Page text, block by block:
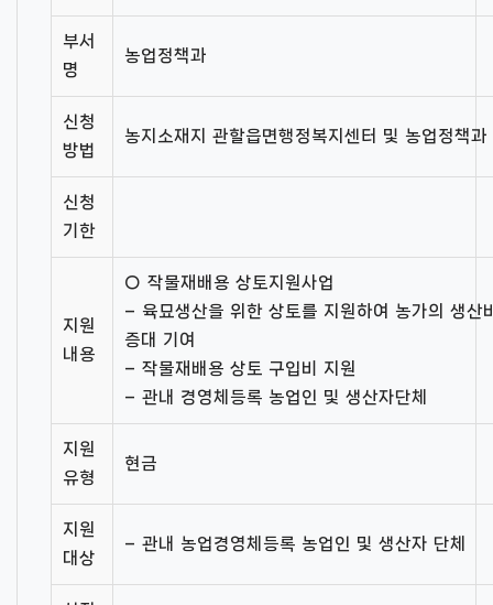
부서
명
농업정책과
신청
방법
농지소재지 관할읍면행정복지센터 및 농업정책과
신청
기한
지원
내용
○ 작물재배용 상토지원사업
– 육묘생산을 위한 상토를 지원하여 농가의 생산
증대 기여
– 작물재배용 상토 구입비 지원
– 관내 경영체등록 농업인 및 생산자단체
지원
유형
현금
지원
대상
– 관내 농업경영체등록 농업인 및 생산자 단체